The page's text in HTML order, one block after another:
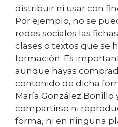
distribuir ni usar con
Por ejemplo, no se
redes sociales las
clases o textos que se
formación. Es
aunque hayas
contenido de dicha
María González Bonillo
compartirse ni
forma, ni en ninguna